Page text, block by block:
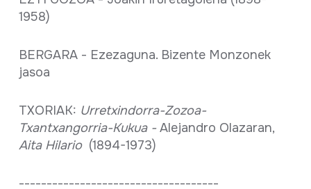
1958)
BERGARA - Ezezaguna. Bizente Monzonek
jasoa
TXORIAK: Urretxindorra-Zozoa-
Txantxangorria-Kukua -Alejandro Olazaran,
Aita Hilario (1894-1973)
------------------------------------